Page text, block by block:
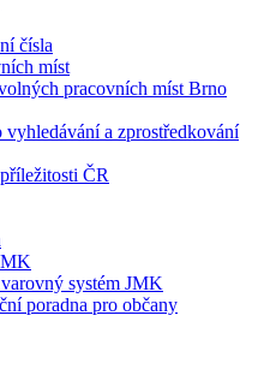
čísla
míst
pracovních míst Brno
vyhledávání a zprostředkování
ČR
systém JMK
poradna pro občany